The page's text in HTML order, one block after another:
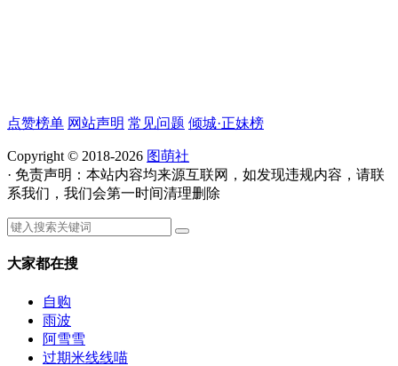
点赞榜单 网站声明 常见问题 倾城·正妹榜
Copyright © 2018-2026 图萌社
· 免责声明：本站内容均来源互联网，如发现违规内容，请联
系我们，我们会第一时间清理删除
大家都在搜
自购
雨波
阿雪雪
过期米线线喵